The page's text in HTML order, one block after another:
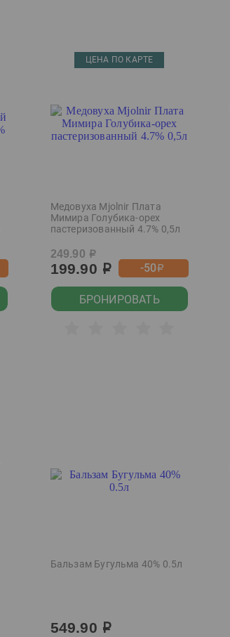
ЦЕНА ПО КАРТЕ
Медовуха Mjolnir Плата
Мимира Голубика-орех
пастеризованный 4.7% 0,5л
249.90 р
199.90 р -50р
БРОНИРОВАТЬ
Бальзам Бугульма 40% 0.5л
549.90 р